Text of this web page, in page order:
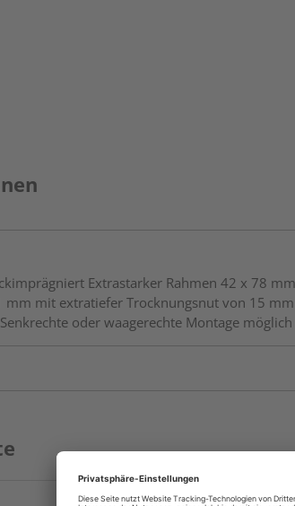
Extrastarker Rahmen 42 x 78
mm mit extratiefer Trocknungsnut von 15
oder waagerechte Montage möglich